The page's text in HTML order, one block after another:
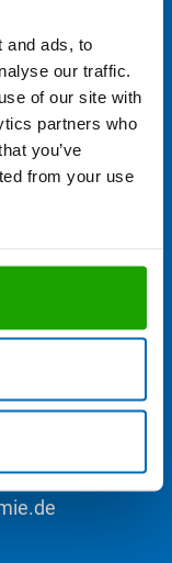
and ads, to
our traffic.
of our site with
partners who
you’ve
from your use
Ihrem
und freut sich über